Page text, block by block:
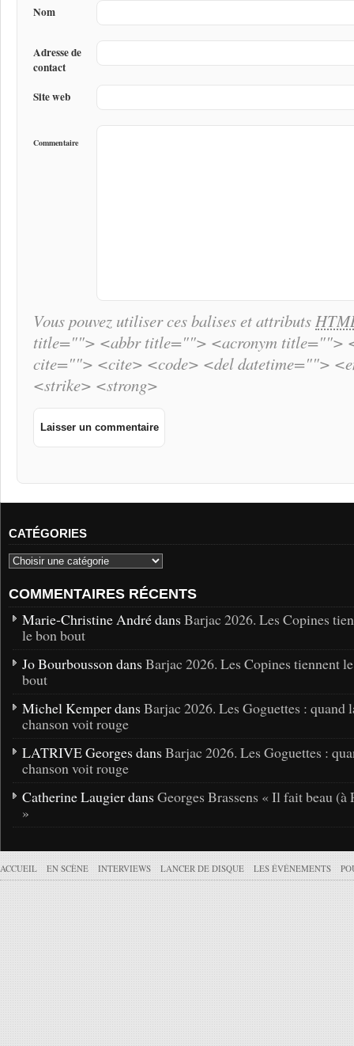
Nom
Adresse de
contact
Site web
Commentaire
Vous pouvez utiliser ces balises et attributs
title=""> <abbr title=""> <acronym title="">
cite=""> <cite> <code> <del datetime="">
<strike> <strong>
CATÉGORIES
COMMENTAIRES RÉCENTS
Marie-Christine André dans Barjac 2026. Les Copines
le bon bout
Jo Bourbousson dans Barjac 2026. Les Copines tiennent
bout
Michel Kemper dans Barjac 2026. Les Goguettes : quand
chanson voit rouge
LATRIVE Georges dans Barjac 2026. Les Goguettes :
chanson voit rouge
Catherine Laugier dans Georges Brassens « Il fait beau (à
»
ACCUEIL EN SCÈNE INTERVIEWS LANCER DE DISQUE LES ÉVÉNEMENTS